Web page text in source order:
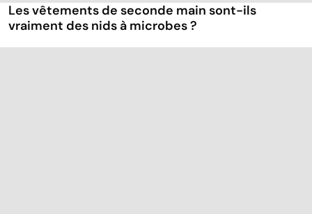
Les vêtements de seconde main sont-ils
vraiment des nids à microbes ?